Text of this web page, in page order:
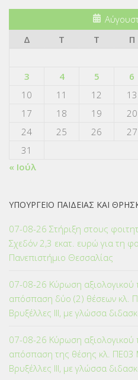
Δ
Τ Τ Π
3
4 5 6
10
11 12 13
17
18 19 20
24
25 26 27
31
« Ιούλ
ΥΠΟΥΡΓΕΙΟ ΠΑΙΔΕΙΑΣ ΚΑΙ
07-08-26 Στήριξη στους
Σχεδόν 2,3 εκατ. ευρώ για τη
Πανεπιστήμιο Θεσσαλίας
07-08-26 Κύρωση αξιολογικού
απόσπαση δύο (2) θέσεων κλ.
Βρυξέλλες ΙΙΙ, με γλώσσα
07-08-26 Κύρωση αξιολογικού
απόσπαση της θέσης κλ. ΠΕ03
Βρυξέλλες ΙΙΙ, με γλώσσα